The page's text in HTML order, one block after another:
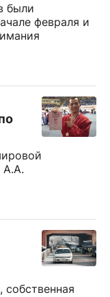
были
февраля и
А.А.
собственная